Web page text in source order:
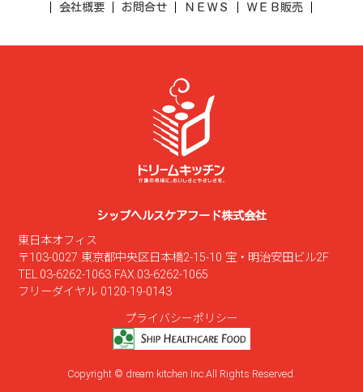
会社概要
お問合せ ＮＥＷＳ ＷＥＢ販売
シップヘルスケアフード株式会社
東日本オフィス
〒103-0027 東京都中央区日本橋2-15-10 宝・明治安田ビル2F
TEL.03-6262-1063 FAX.03-6262-1065
フリーダイヤル 0120-19-0143
プライバシーポリシー
Copyright © dream kitchen Inc.All Rights Reserved.